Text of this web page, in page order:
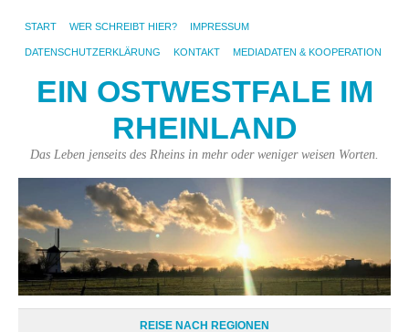
START WER SCHREIBT HIER? IMPRESSUM
DATENSCHUTZERKLÄRUNG KONTAKT MEDIADATEN & KOOPERATION
EIN OSTWESTFALE IM
RHEINLAND
Das Leben jenseits des Rheins in mehr oder weniger weisen Worten.
REISE NACH REGIONEN